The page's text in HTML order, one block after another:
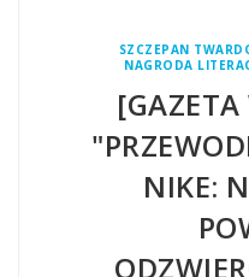
SZCZEPAN
NAGRODA
NIKE: